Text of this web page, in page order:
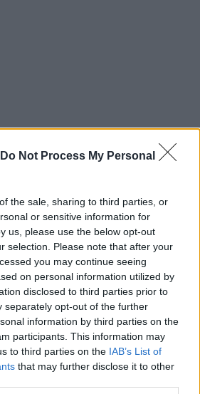
Do Not Process My Personal
the sale, sharing to third parties, or
or sensitive information for
us, please use the below opt-out
selection. Please note that after your
you may continue seeing
on personal information utilized by
disclosed to third parties prior to
separately opt-out of the further
information by third parties on the
participants. This information may
to third parties on the IAB’s List of
that may further disclose it to other
száz gyerekről generálhatnak
szervezet szerint nem meglepő,
elterjedt.